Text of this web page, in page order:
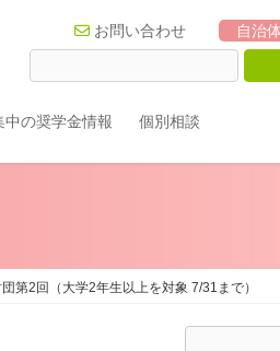
お問い合わせ 自治
中の奨学金情報 個別相談
第2回（大学2年生以上を対象 7/31まで）